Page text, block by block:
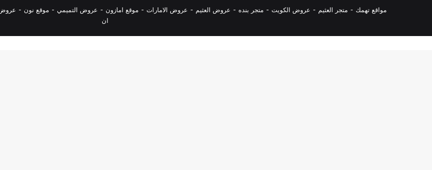
مواقع تهمك - متجر العثيم - عروض الكويت - متجر بنده - عروض العثيم - عروض الامارات - موقع امازون - عروض التميمي - موقع نون - عروض
ان